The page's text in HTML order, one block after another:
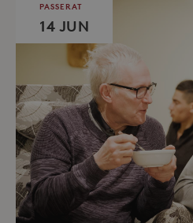
PASSERAT
14 JUN